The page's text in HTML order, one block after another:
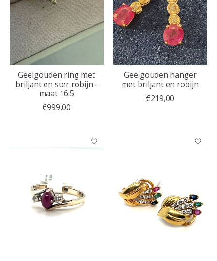
Geelgouden ring met
briljant en ster robijn -
maat 16.5
€999,00
Geelgouden hanger
met briljant en robijn
€219,00